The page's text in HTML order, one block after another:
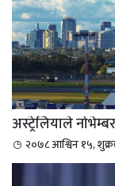
अस्ट्रेलियाले
२०७८ आश्विन १५,